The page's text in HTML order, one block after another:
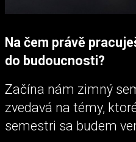
Na čem právě
do budoucnosti?
Začína nám zimný
zvedavá na témy,
semestri sa budem